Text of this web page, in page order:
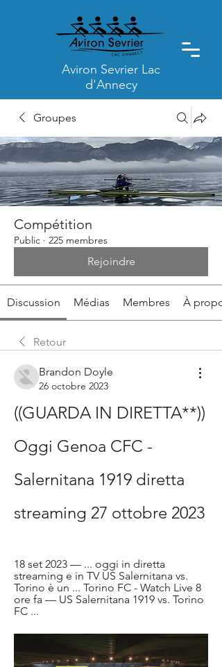
Aviron Sevrier Lac
d'Annecy
Groupes
Compétition
Public · 225 membres
Rejoindre
Discussion Médias Membres À
Retour
Brandon Doyle
26 octobre 2023
((GUARDA IN DIRETTA**))
Oggi Genoa CFC -
Salernitana 1919 diretta
streaming 27 ottobre 2023
18 set 2023 — ... oggi in diretta
streaming e in TV US Salernitana vs.
Torino è un ... Torino FC - Watch Live 8
ore fa — US Salernitana 1919 vs. Torino
FC ...